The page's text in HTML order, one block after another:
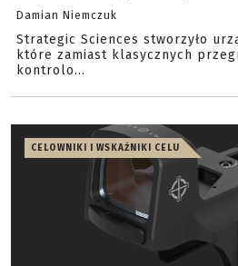
Damian Niemczuk
Strategic Sciences stworzyło
które zamiast klasycznych
kontrolo...
CELOWNIKI I WSKAŹNIKI CELU